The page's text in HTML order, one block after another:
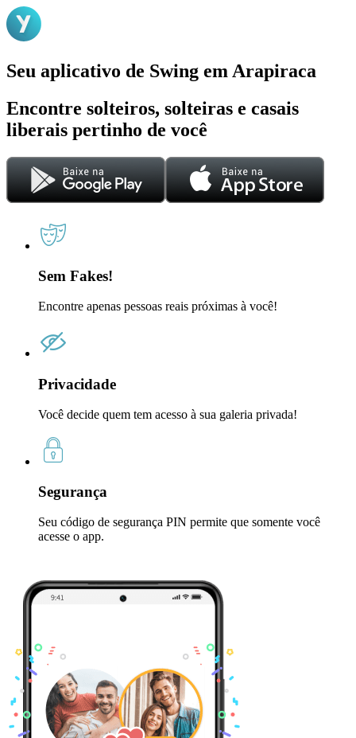
Seu aplicativo de Swing em Arapiraca
Encontre solteiros, solteiras e casais
liberais pertinho de você
Sem Fakes!
Encontre apenas pessoas reais próximas à você!
Privacidade
Você decide quem tem acesso à sua galeria privada!
Segurança
Seu código de segurança PIN permite que somente você
acesse o app.